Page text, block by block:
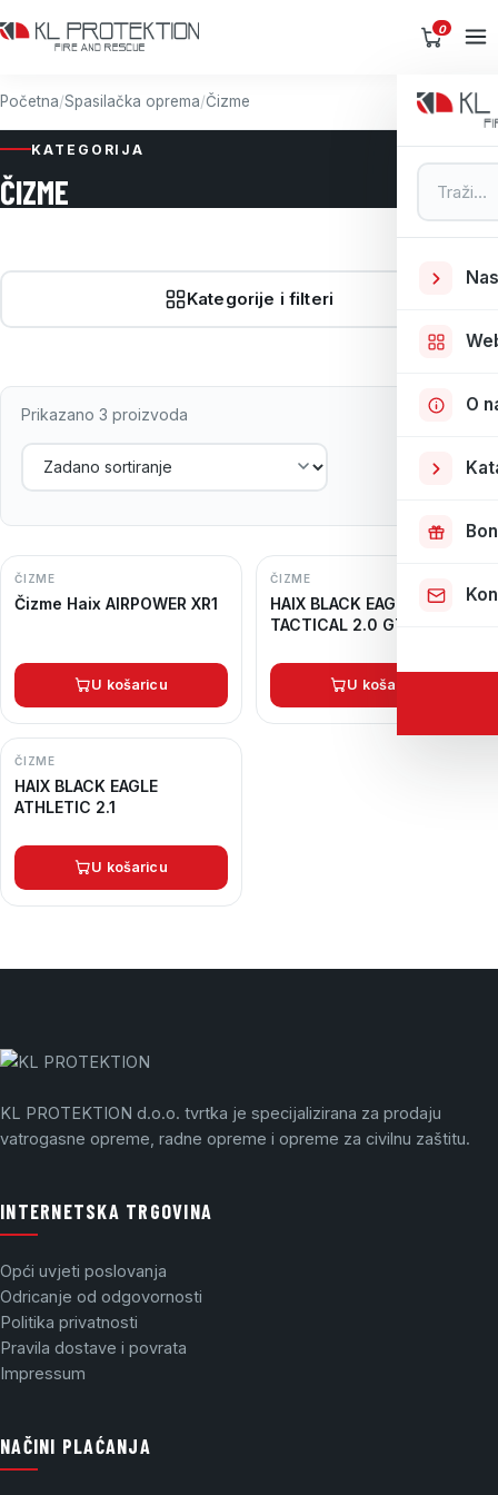
0
Pretraga
O
Početna/Spasilačka oprema/Čizme
KATEGORIJA
ČIZME
Kategorije i filteri
Prikazano 3 proizvoda
ČIZME
Čizme Haix AIRPOWER XR1
U košaricu
ČIZME
HAIX BLACK EAGLE
TACTICAL 2.0 GTX
U košaricu
ČIZME
HAIX BLACK EAGLE
ATHLETIC 2.1
U košaricu
KL PROTEKTION d.o.o. tvrtka je specijalizirana za prodaju
vatrogasne opreme, radne opreme i opreme za civilnu zaštitu.
INTERNETSKA TRGOVINA
Opći uvjeti poslovanja
Odricanje od odgovornosti
Politika privatnosti
Pravila dostave i povrata
Impressum
NAČINI PLAĆANJA